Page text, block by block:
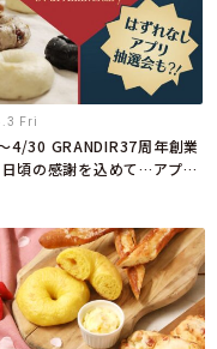
Fri
4/30 GRANDIR37周年創業
頃の感謝を込めて…アプリ